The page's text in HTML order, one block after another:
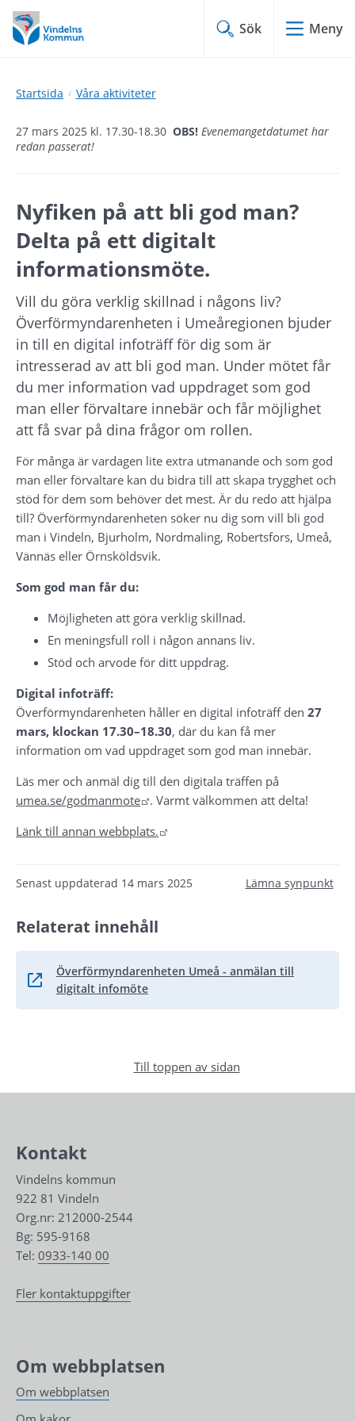
Hoppa
till
innehåll
Hoppa
till
undermeny
Sök Meny
Startsida Våra aktiviteter
27 mars 2025 kl. 17.30-18.30 OBS! Evenemangetdatumet har
redan passerat!
Nyfiken på att bli god man?
Delta på ett digitalt
informationsmöte.
Vill du göra verklig skillnad i någons liv?
Överförmyndarenheten i Umeåregionen bjuder
in till en digital infoträff för dig som är
intresserad av att bli god man. Under mötet får
du mer information vad uppdraget som god
man eller förvaltare innebär och får möjlighet
att få svar på dina frågor om rollen.
För många är vardagen lite extra utmanande och som god
man eller förvaltare kan du bidra till att skapa trygghet och
stöd för dem som behöver det mest. Är du redo att hjälpa
till? Överförmyndarenheten söker nu dig som vill bli god
man i Vindeln, Bjurholm, Nordmaling, Robertsfors, Umeå,
Vännäs eller Örnsköldsvik.
Som god man får du:
Möjligheten att göra verklig skillnad.
En meningsfull roll i någon annans liv.
Stöd och arvode för ditt uppdrag.
Digital infoträff:
Överförmyndarenheten håller en digital infoträff den 27
mars, klockan 17.30–18.30, där du kan få mer
information om vad uppdraget som god man innebär.
umea.se/godmanmote
Länk till annan webbplats.
. Varmt välkommen att delta!
Länk till annan webbplats.
Senast uppdaterad 14 mars 2025 Lämna synpunkt
Relaterat innehåll
Överförmyndarenheten Umeå - anmälan till
digitalt infomöte
Länk till annan webbplats.
Till toppen av sidan
Kontakt
Vindelns kommun
922 81 Vindeln
Org.nr: 212000-2544
Bg: 595-9168
Tel: 0933-140 00
Fler kontaktuppgifter
Om webbplatsen
Om webbplatsen